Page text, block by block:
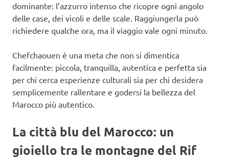
dominante: l’azzurro intenso che ricopre ogni angolo
delle case, dei vicoli e delle scale. Raggiungerla può
richiedere qualche ora, ma il viaggio vale ogni minuto.
Chefchaouen è una meta che non si dimentica
facilmente: piccola, tranquilla, autentica e perfetta sia
per chi cerca esperienze culturali sia per chi desidera
semplicemente rallentare e godersi la bellezza del
Marocco più autentico.
La città blu del Marocco: un
gioiello tra le montagne del Rif